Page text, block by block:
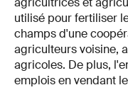
utilisé pour fertiliser
champs d'une
agriculteurs voisine,
agricoles. De plus,
emplois en vendant